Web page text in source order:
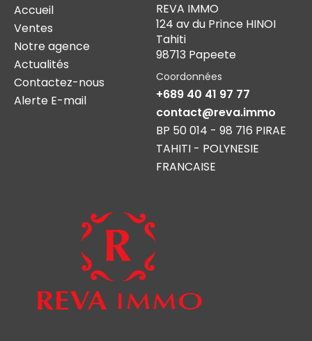
Accueil
Ventes
Notre agence
Actualités
Contactez-nous
Alerte E-mail
REVA IMMO
124 av du Prince HINOI
Tahiti
98713 Papeete
Coordonnées
+689 40 41 97 77
contact@reva.immo
BP 50 014 - 98 716 PIRAE
TAHITI - POLYNESIE
FRANCAISE